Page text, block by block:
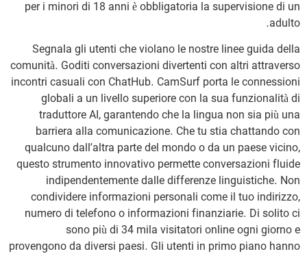
per i minori di 18 anni è obbligatoria la supervisione di un
adulto.
Segnala gli utenti che violano le nostre linee guida della
comunità. Goditi conversazioni divertenti con altri attraverso
incontri casuali con ChatHub. CamSurf porta le connessioni
globali a un livello superiore con la sua funzionalità di
traduttore AI, garantendo che la lingua non sia più una
barriera alla comunicazione. Che tu stia chattando con
qualcuno dall’altra parte del mondo o da un paese vicino,
questo strumento innovativo permette conversazioni fluide
indipendentemente dalle differenze linguistiche. Non
condividere informazioni personali come il tuo indirizzo,
numero di telefono o informazioni finanziarie. Di solito ci
sono più di 34 mila visitatori online ogni giorno e
provengono da diversi paesi. Gli utenti in primo piano hanno